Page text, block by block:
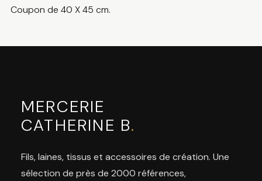
Coupon de 40 X 45 cm.
MERCERIE
CATHERINE B.
Fils, laines, tissus et accessoires de création. Une
sélection de près de 2000 références,